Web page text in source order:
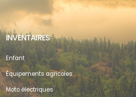
INVENTAIRES
Enfant
Équipements agricoles
Moto électriques